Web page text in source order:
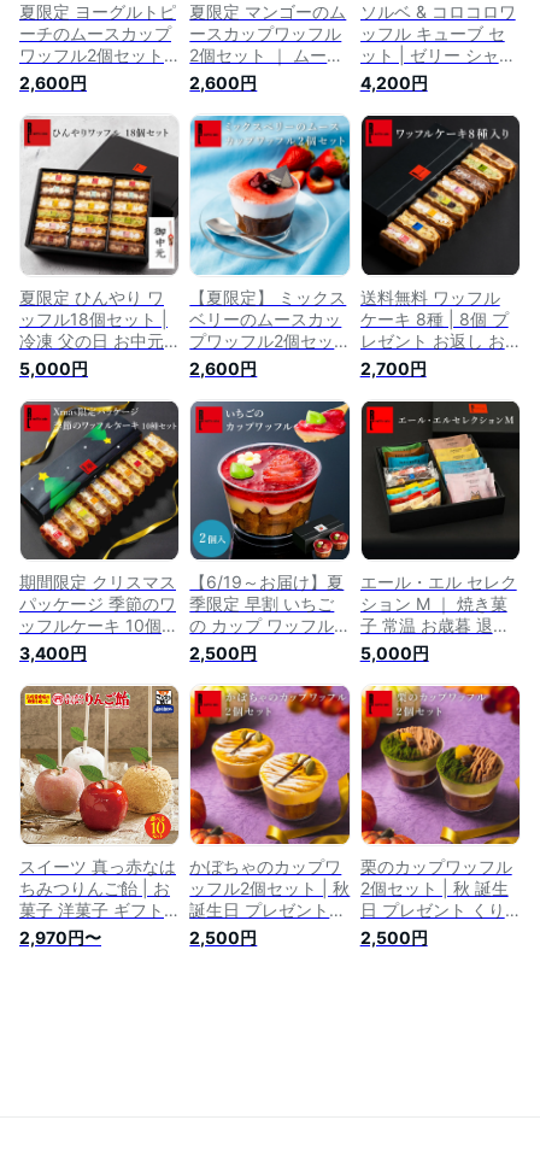
夏限定 ヨーグルトピ
ーチのムースカップ
ワッフル2個セット
桃 ヨーグルト スイ
ーツ ムース ゼリー
アイス ひんやり フ
ルーツ 洋菓子 ギフ
ト お取り寄せスイー
ツ 退職 お礼 お菓子
結婚 出産内祝い 出
産 お祝い返し 内祝
い お返し カップケ
ーキ 誕生日 夏ギフ
ト 新作
2,600円
夏限定 マンゴーのム
ースカップワッフル
2個セット ｜ ムース
ゼリー アイス ひん
やり フルーツ スイ
ーツ 洋菓子 夏ギフ
ト お取り寄せスイー
ツ 退職 お礼 お菓子
結婚 産休 出産内祝
い 出産 お祝い返し
内祝い お返し カッ
プケーキ マンゴー
ワッフル 新作
2,600円
ソルベ & コロコロワ
ッフル キューブ セ
ット | ゼリー シャー
ベット ジュレ 冷凍
ひんやり フルーツ
スイーツ フルーツゼ
リーギフト フルーツ
シャーベット 洋菓子
夏ギフト お取り寄せ
スイーツ お菓子 お
返し 手土産 ギフト
お取り寄せ 夏のスイ
ーツ 夏スイーツ 新
作
4,200円
夏限定 ひんやり ワ
ッフル18個セット |
冷凍 父の日 お中元
夏ギフト アイス ス
イーツ お取り寄せス
イーツ ケーキ ギフ
ト お菓子 出産 内祝
い 洋菓子 詰め合わ
せ 手土産 お礼 誕生
日プレゼント 冷たい
スイーツ 生菓子 送
料無料 お返し
5,000円
【夏限定】 ミックス
ベリーのムースカッ
プワッフル2個セッ
ト 夏ギフト 季節限
定 フルーツ スイー
ツ ワッフル 洋菓子
ギフト 退職 お礼 お
菓子 おしゃれ 結婚
産休 出産内祝い 出
産 お祝い返し 内祝
い お返し カップケ
ーキ ムース ゼリー
ベリー 夏 お中元
2,600円
送料無料 ワッフル
ケーキ 8種 | 8個 プ
レゼント お返し お
取り寄せ スイーツ
ギフト 贈り物 退職
お礼 お菓子 おしゃ
れ 内祝い 洋菓子 詰
め合わせ 誕生日 可
愛い お取り寄せスイ
ーツ 職場 ワッフル
ケーキ お祝い スイ
ーツギフト 手土産
お礼の品 会社
2,700円
期間限定 クリスマス
パッケージ 季節のワ
ッフルケーキ 10個
セット 送料無料 ク
リスマススイーツ ス
イーツ ギフト お菓
子 ワッフル ケーキ
出産内祝い 洋菓子
誕生日プレゼント 内
祝い 焼き菓子 お取
り寄せスイーツ 手土
産 差し入れ お礼 お
返し 冷凍 職場 プレ
ゼント
3,400円
【6/19～お届け】夏
季限定 早割 いちご
の カップ ワッフル 2
個 セット 夏ギフト
季節限定 フルーツ
スイーツ かわいい
洋菓子 ギフト お取
り寄せスイーツ 退職
お礼 お菓子 おしゃ
れ 結婚 産休 出産内
祝い 出産 お祝い返
し 内祝い お返し カ
ップケーキ お中元
ゼリー 夏
2,500円
エール・エル セレク
ション M ｜ 焼き菓
子 常温 お歳暮 退職
お礼 お菓子 スイー
ツ ギフト プレゼン
ト ワッフル クッキ
ー 出産 洋菓子 詰め
合わせ お返し お取
り寄せ 内祝い 個包
装 お取り寄せスイー
ツ 誕生日プレゼント
手土産 差し入れ 職
場
5,000円
スイーツ 真っ赤なは
ちみつりんご飴 | お
菓子 洋菓子 ギフト
送料無料 詰め合わせ
りんご飴 お取り寄せ
2,970円〜
かぼちゃのカップワ
ッフル2個セット | 秋
誕生日 プレゼント
かぼちゃ ケーキ ス
イーツ 送料無料 洋
2,500円
栗のカップワッフル
2個セット | 秋 誕生
日 プレゼント くり
ケーキ スイーツ 送
料無料 洋菓子 ギフ
2,500円